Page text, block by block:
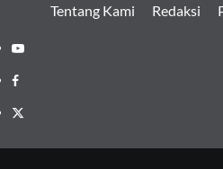
Tentang Kami Redaksi
Youtube
Facebook
Twitter